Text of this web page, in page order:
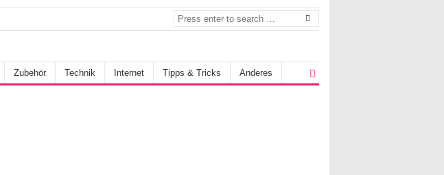
Zubehör Technik Internet Tipps & Tricks Anderes